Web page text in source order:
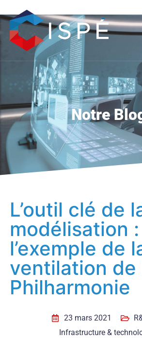
Notre
L’outil clé de
modélisation :
l’exemple de
ventilation de
Philharmonie
23 mars 2021
Infrastructure &